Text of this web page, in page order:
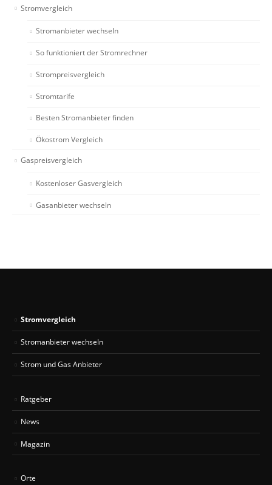
Stromvergleich
Stromanbieter wechseln
So funktioniert der Stromrechner
Strompreisvergleich
Stromtarife
Besten Stromanbieter finden
Ökostrom Vergleich
Gaspreisvergleich
Kostenloser Gasvergleich
Gasanbieter wechseln
Stromvergleich
Stromanbieter wechseln
Strom und Gas Anbieter
Ratgeber
News
Magazin
Orte